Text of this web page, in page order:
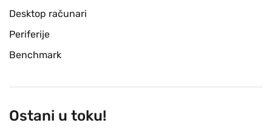
Desktop računari
Periferije
Benchmark
Ostani u toku!